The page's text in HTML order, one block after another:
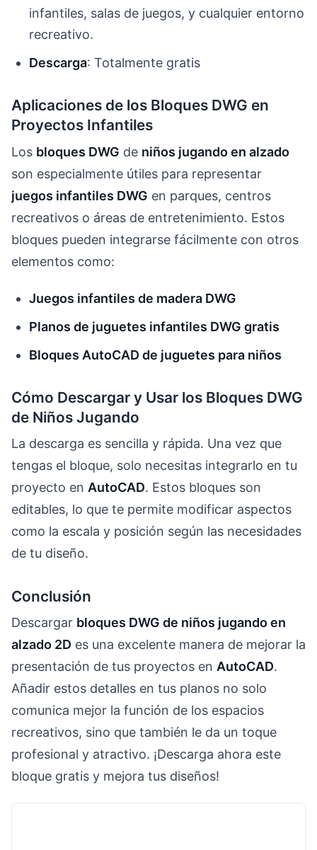
infantiles, salas de juegos, y cualquier entorno
recreativo.
Descarga: Totalmente gratis
Aplicaciones de los Bloques DWG en
Proyectos Infantiles
Los bloques DWG de niños jugando en alzado
son especialmente útiles para representar
juegos infantiles DWG en parques, centros
recreativos o áreas de entretenimiento. Estos
bloques pueden integrarse fácilmente con otros
elementos como:
Juegos infantiles de madera DWG
Planos de juguetes infantiles DWG gratis
Bloques AutoCAD de juguetes para niños
Cómo Descargar y Usar los Bloques DWG
de Niños Jugando
La descarga es sencilla y rápida. Una vez que
tengas el bloque, solo necesitas integrarlo en tu
proyecto en AutoCAD. Estos bloques son
editables, lo que te permite modificar aspectos
como la escala y posición según las necesidades
de tu diseño.
Conclusión
Descargar bloques DWG de niños jugando en
alzado 2D es una excelente manera de mejorar la
presentación de tus proyectos en AutoCAD.
Añadir estos detalles en tus planos no solo
comunica mejor la función de los espacios
recreativos, sino que también le da un toque
profesional y atractivo. ¡Descarga ahora este
bloque gratis y mejora tus diseños!